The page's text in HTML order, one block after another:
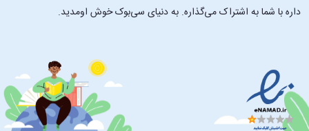
داره با شما به اشتراک می‌گذاره. به دنیای سی‌بوک خوش اومدید.